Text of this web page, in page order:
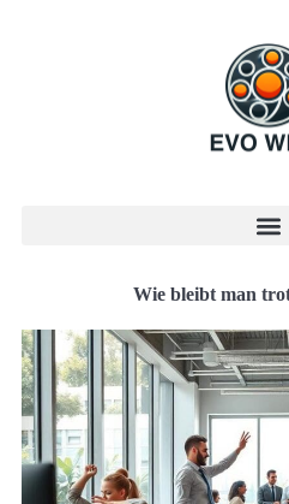
Wie bleibt man